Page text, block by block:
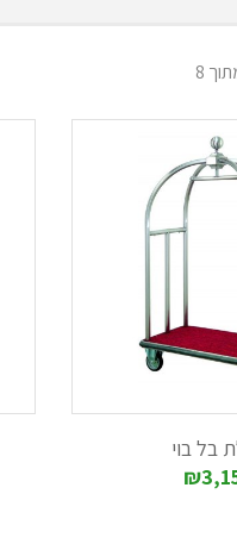
לדרישה.
מוסדיים, כגון עגלות נירוסטה
חומרי ניקיון ואף עגלות
המתאימות לשטחים
שונים (6-12 ליטר) ואף בצבעים שונים.
על נוחות מרבית, מידוף מתאים
לשינוע העגלה במקומות
דגמים בעלי שק אחד או יותר,
עגלות כביסה עם מסגרת
בל בוי